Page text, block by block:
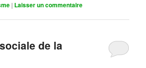
| Laisser un commentaire
de la